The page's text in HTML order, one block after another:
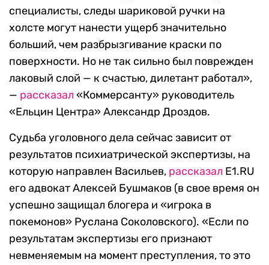
специалисты, следы шариковой ручки на
холсте могут нанести ущерб значительно
больший, чем разбрызгивание краски по
поверхности. Но не так сильно был поврежден
лаковый слой — к счастью, дилетант работал»,
— рассказал «Коммерсанту» руководитель
«Ельцин Центра» Александр Дроздов.
Судьба уголовного дела сейчас зависит от
результатов психиатрической экспертизы, на
которую направлен Васильев, рассказал E1.RU
его адвокат Алексей Бушмаков (в свое время он
успешно защищал блогера и «игрока в
покемонов» Руслана Соколовского). «Если по
результатам экспертизы его признают
невменяемым на момент преступления, то это